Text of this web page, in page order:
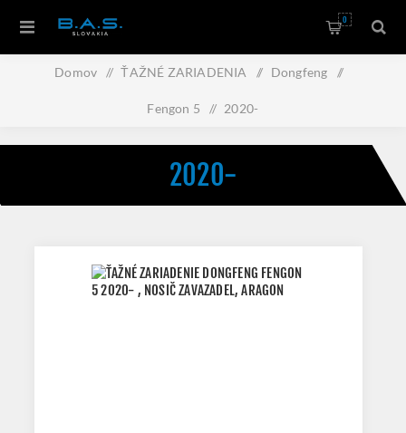
0
Domov / ŤAŽNÉ ZARIADENIA / Dongfeng /
Fengon 5 / 2020-
2020-